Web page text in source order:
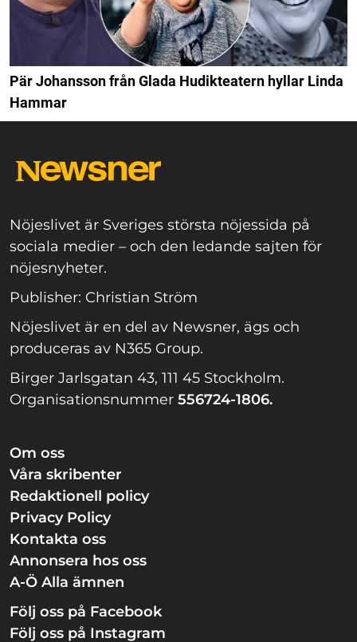
Pär Johansson från Glada Hudikteatern hyllar Linda
Hammar
Nöjeslivet är Sveriges största nöjessida på
sociala medier – och den ledande sajten för
nöjesnyheter.
Publisher: Christian Ström
Nöjeslivet är en del av Newsner, ägs och
produceras av N365 Group.
Birger Jarlsgatan 43, 111 45 Stockholm.
Organisationsnummer 556724-1806.
Om oss
Våra skribenter
Redaktionell policy
Privacy Policy
Kontakta oss
Annonsera hos oss
A-Ö Alla ämnen
Följ oss på Facebook
Följ oss på Instagram